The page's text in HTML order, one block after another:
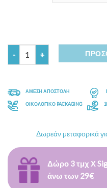
Ποσότητα
ΑΜΕΣΗ ΑΠΟΣΤΟΛΗ
ΟΙΚΟΛΟΓΙΚΟ PACKAGING
Δωρεάν μεταφορικά
Δώρο 3 τμχ Χ
άνω των 29€